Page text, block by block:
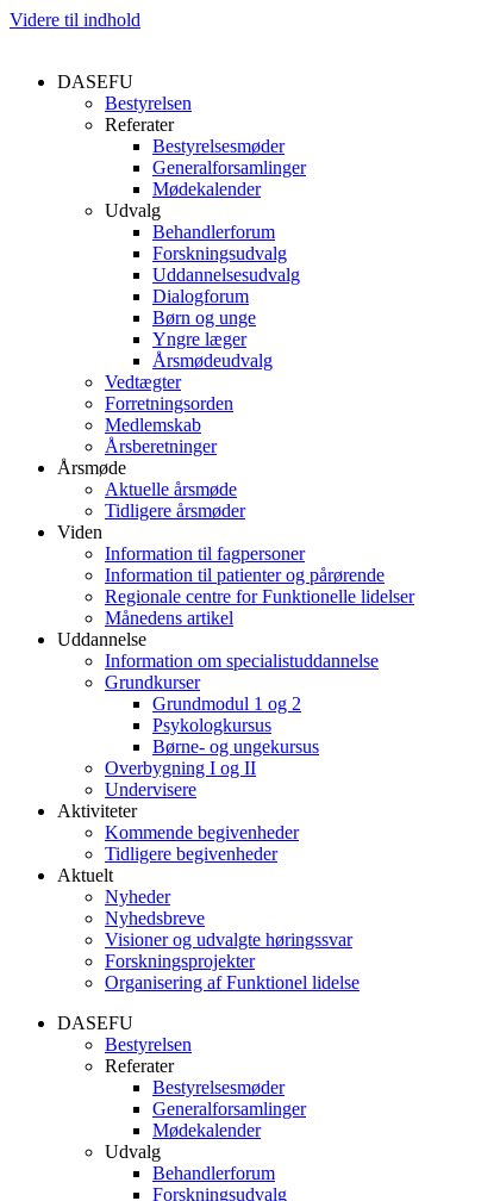
Videre til indhold
DASEFU
Bestyrelsen
Referater
Bestyrelsesmøder
Generalforsamlinger
Mødekalender
Udvalg
Behandlerforum
Forskningsudvalg
Uddannelsesudvalg
Dialogforum
Børn og unge
Yngre læger
Årsmødeudvalg
Vedtægter
Forretningsorden
Medlemskab
Årsberetninger
Årsmøde
Aktuelle årsmøde
Tidligere årsmøder
Viden
Information til fagpersoner
Information til patienter og pårørende
Regionale centre for Funktionelle lidelser
Månedens artikel
Uddannelse
Information om specialistuddannelse
Grundkurser
Grundmodul 1 og 2
Psykologkursus
Børne- og ungekursus
Overbygning I og II
Undervisere
Aktiviteter
Kommende begivenheder
Tidligere begivenheder
Aktuelt
Nyheder
Nyhedsbreve
Visioner og udvalgte høringssvar
Forskningsprojekter
Organisering af Funktionel lidelse
DASEFU
Bestyrelsen
Referater
Bestyrelsesmøder
Generalforsamlinger
Mødekalender
Udvalg
Behandlerforum
Forskningsudvalg